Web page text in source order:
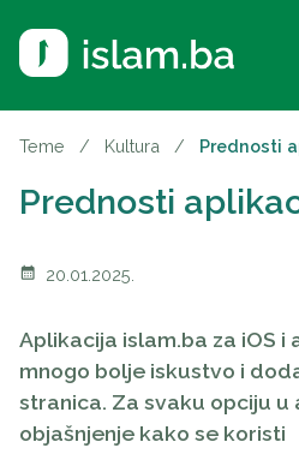
Teme / Kultura / Prednosti
Prednosti
calendar_month 20.01.2025.
Aplikacija islam.ba za iOS
mnogo bolje iskustvo i
stranica. Za svaku opciju
objašnjenje kako se koristi